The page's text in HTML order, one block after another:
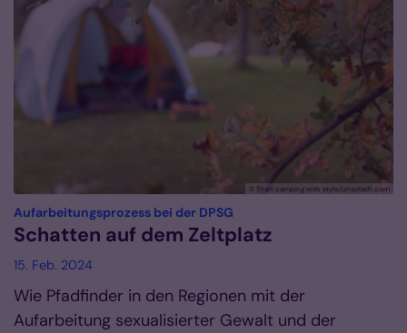
© Shell camping with style/unsplash.com
Aufarbeitungsprozess bei der DPSG
Schatten auf dem Zeltplatz
15. Feb. 2024
Wie Pfadfinder in den Regionen mit der
Aufarbeitung sexualisierter Gewalt und der